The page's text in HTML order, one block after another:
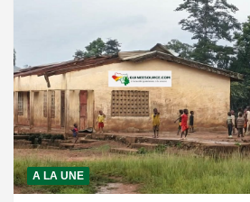
A LA UNE